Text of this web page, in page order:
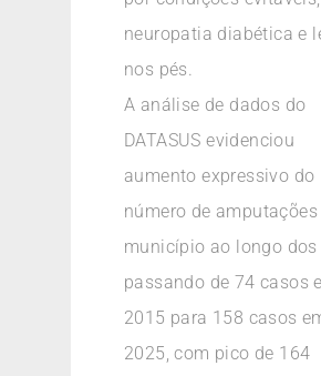
neuropatia diabética e
nos pés.
A análise de dados do
DATASUS evidenciou
aumento expressivo do
número de
município ao longo dos
passando de 74 casos
2015 para 158 casos
2025, com pico de 164